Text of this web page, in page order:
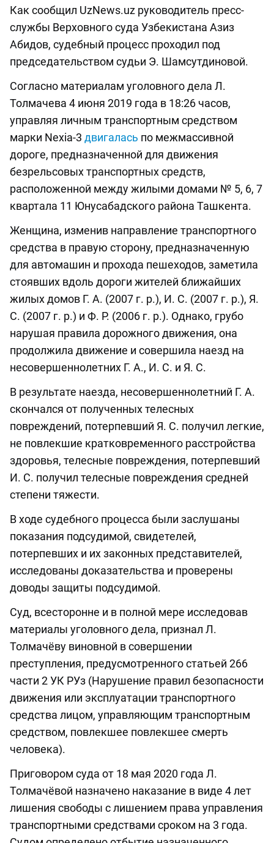
Как сообщил UzNews.uz руководитель пресс-
службы Верховного суда Узбекистана Азиз
Абидов, cудебный процесс проходил под
председательством судьи Э. Шамсутдиновой.
Согласно материалам уголовного дела Л.
Толмачева 4 июня 2019 года в 18:26 часов,
управляя личным транспортным средством
марки Nexia-3 двигалась по межмассивной
дороге, предназначенной для движения
безрельсовых транспортных средств,
расположенной между жилыми домами № 5, 6, 7
квартала 11 Юнусабадского района Ташкента.
Женщина, изменив направление транспортного
средства в правую сторону, предназначенную
для автомашин и прохода пешеходов, заметила
стоявших вдоль дороги жителей ближайших
жилых домов Г. А. (2007 г. р.), И. С. (2007 г. р.), Я.
С. (2007 г. р.) и Ф. Р. (2006 г. р.). Однако, грубо
нарушая правила дорожного движения, она
продолжила движение и совершила наезд на
несовершеннолетних Г. А., И. С. и Я. С.
В результате наезда, несовершеннолетний Г. А.
скончался от полученных телесных
повреждений, потерпевший Я. С. получил легкие,
не повлекшие кратковременного расстройства
здоровья, телесные повреждения, потерпевший
И. С. получил телесные повреждения средней
степени тяжести.
В ходе судебного процесса были заслушаны
показания подсудимой, свидетелей,
потерпевших и их законных представителей,
исследованы доказательства и проверены
доводы защиты подсудимой.
Суд, всесторонне и в полной мере исследовав
материалы уголовного дела, признал Л.
Толмачёву виновной в совершении
преступления, предусмотренного статьей 266
части 2 УК РУз (Нарушение правил безопасности
движения или эксплуатации транспортного
средства лицом, управляющим транспортным
средством, повлекшее повлекшее смерть
человека).
Приговором суда от 18 мая 2020 года Л.
Толмачёвой назначено наказание в виде 4 лет
лишения свободы с лишением права управления
транспортными средствами сроком на 3 года.